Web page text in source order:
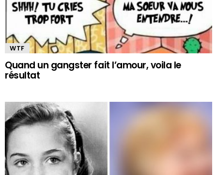
WTF
Quand un gangster fait l’amour, voila le
résultat